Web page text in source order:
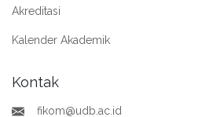
Akreditasi
Kalender Akademik
Kontak
fikom@udb.ac.id